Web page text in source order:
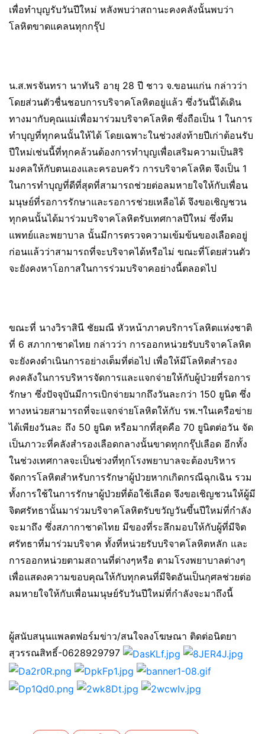
เพื่อทำบุญรับวันปีใหม่ หลังพบว่าสถานะคงคลังนั้นพบว่า
โลหิตขาดแคลนทุกกรุ๊ป
น.ส.พรจันทรา นาทันริ อายุ 28 ปี ชาว จ.ขอนแก่น กล่าวว่า
โดยส่วนตัวชื่นชอบการบริจาคโลหิตอยู่แล้ว ซึ่งวันนี้ได้เดิน
ทางมากับคุณแม่เพื่อมาร่วมบริจาคโลหิต ซึ่งถือเป็น 1 ในการ
ทำบุญที่ทุกคนนั้นให้ได้ โดยเฉพาะในช่วงส่งท้ายปีเก่าต้อนรับ
ปีใหม่เช่นนี้ที่ทุกคล้วนต้องการทำบุญเพื่อเสริมความเป็นสิริ
มงคลให้กับตนเองและครอบครัว การบริจาคโลหิต จึงเป็น 1
ในการทำบุญที่ดีที่สุดที่สามารถช่วยต่อลมหายใจให้กับเพื่อน
มนุษย์ที่รอการรักษาและรอการช่วยเหลือได้ จึงขอเชิญชวน
ทุกคนนั้นได้มาร่วมบริจาคโลหิตรับเทศกาลปีใหม่ ซึ่งทีม
แพทย์และพยาบาล นั้นมีการตรวจความเข้มข้นของเลือดอยู่
ก่อนแล้วว่าสามารถที่จะบริจาคได้หรือไม่ ขณะที่โดยส่วนตัว
จะยังคงหาโอกาสในการร่วมบริจาคอย่างนี้ตลอดไป
ขณะที่ นางวิราสินี ชัยมณี หัวหน้าภาคบริการโลหิตแห่งชาติ
ที่ 6 สภากาชาดไทย กล่าวว่า การออกหน่วยรับบริจาคโลหิต
จะยังคงดำเนินการอย่างเต็มที่ต่อไป เพื่อให้มีโลหิตสำรอง
คงคลังในการบริหารจัดการและแจกจ่ายให้กับผู้ป่วยที่รอการ
รักษา ซึ่งปัจจุบันมีการเบิกจ่ายมากถึงวันละกว่า 150 ยูนิต ซึ่ง
ทางหน่วยสามารถที่จะแจกจ่ายโลหิตให้กับ รพ.ฯในเครือข่าย
ได้เพียงวันละ ถึง 50 ยูนิต หรือมากที่สุดคือ 70 ยูนิตต่อวัน จัด
เป็นภาวะที่คลังสำรองเลือดกลางนั้นขาดทุกกรุ๊ปเลือด อีกทั้ง
ในช่วงเทศกาลจะเป็นช่วงที่ทุกโรงพยาบาลจะต้องบริหาร
จัดการโลหิตสำหรับการรักษาผู้ป่วยหากเกิดกรณีฉุกเฉิน รวม
ทั้งการใช้ในการรักษาผู้ป่วยที่ต้อใช้เลือด จึงขอเชิญชวนให้ผู้มี
จิตศรัทธานั้นมาร่วมบริจาคโลหิตรับขวัญวันขึ้นปีใหม่ที่กำลัง
จะมาถึง ซึ่งสภากาชาดไทย มีของที่ระลึกมอบให้กับผู้ที่มีจิต
ศรัทธาที่มาร่วมบริจาค ทั้งที่หน่วยรับบริจาคโลหิตหลัก และ
การออกหน่วยตามสถานที่ต่างๆหรือ ตามโรงพยาบาลต่างๆ
เพื่อแสดงความขอบคุณให้กับทุกคนที่มีจิตอันเป็นกุศลช่วยต่อ
ลมหายใจให้กับเพื่อนมนุษย์รับวันปีใหม่ที่กำลังจะมาถึงนี้
ผู้สนับสนุนแพลตฟอร์มข่าว/สนใจลงโฆษณา ติดต่อนิตยา
สุวรรณสิทธิ์-0628929797